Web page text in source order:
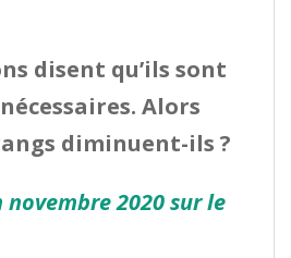
disent qu’ils sont
Alors
diminuent-ils ?
2020 sur le